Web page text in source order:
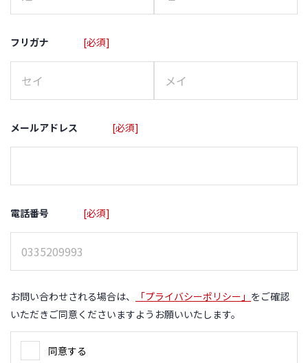
フリガナ [必須]
メールアドレス [必須]
電話番号 [必須]
お問い合わせされる場合は、 「プライバシーポリシー」 をご確認
いただきご同意くださいますようお願いいたします。
同意する